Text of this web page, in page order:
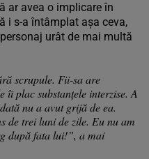
ar avea o implicare în
i s-a întâmplat așa ceva,
urât de mai multă
scrupule. Fii-sa are
îi plac substanțele interzise. A
nu a avut grijă de ea.
de trei luni de zile. Eu nu am
după fata lui!”, a mai